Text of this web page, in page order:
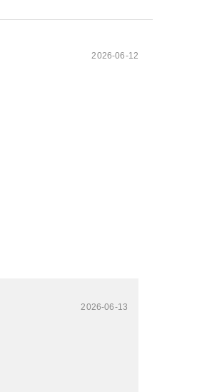
2026-06-12
2026-06-13